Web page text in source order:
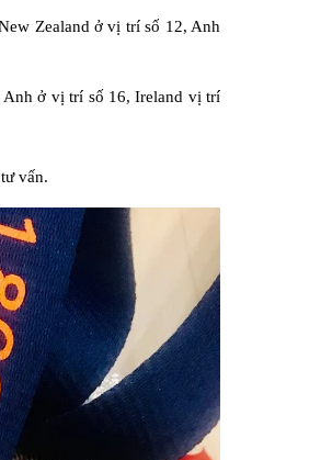
Zealand ở vị trí số 12, Anh
Anh ở vị trí số 16, Ireland vị trí
vấn.